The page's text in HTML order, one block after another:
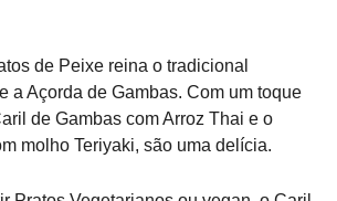
de Peixe reina o tradicional
a Açorda de Gambas. Com um toque
de Gambas com Arroz Thai e o
molho Teriyaki, são uma delícia.